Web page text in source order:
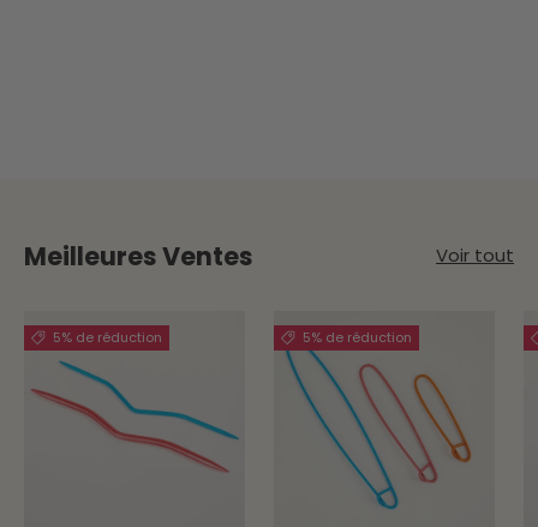
Meilleures Ventes Voir tout
5% de réduction 5% de réduction